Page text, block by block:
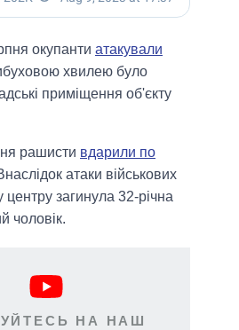
окупанти атакували
хвилею було
приміщення об'єкту
рашисти вдарили по
атаки військових
загинула 32-річна
чоловік.
НА НАШ